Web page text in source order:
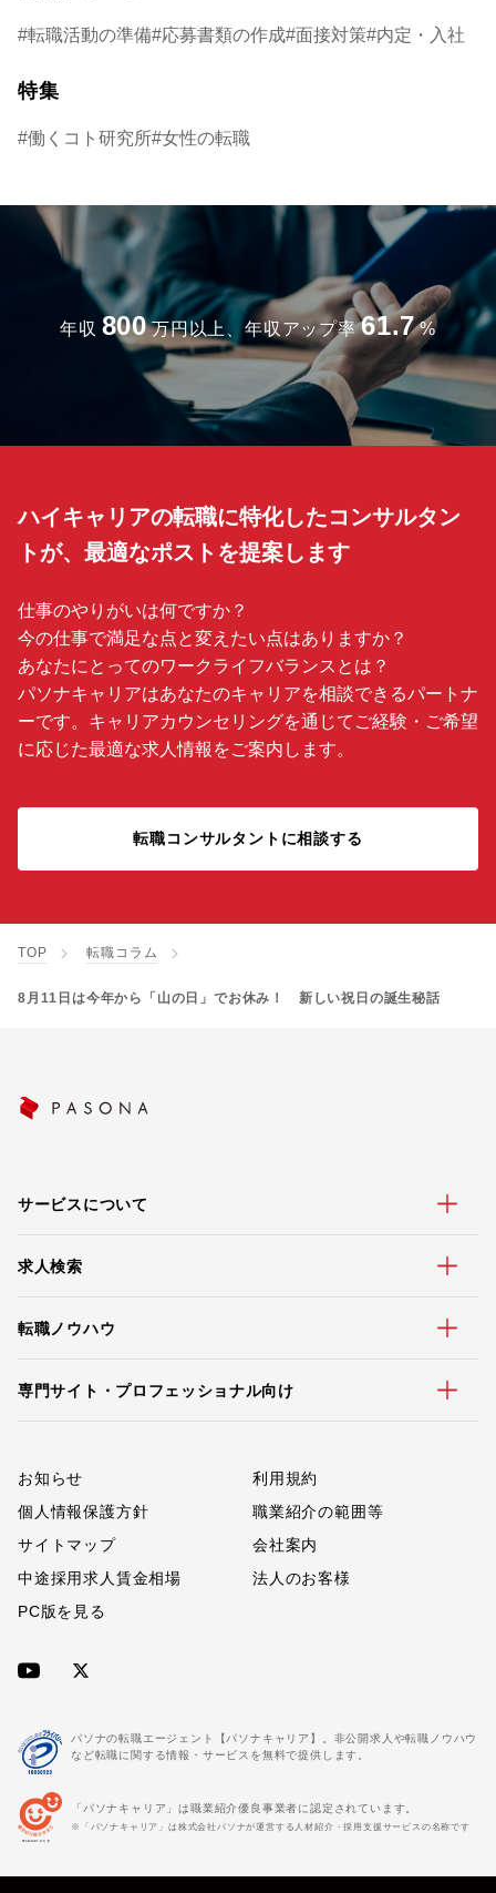
転職活動の準備 応募書類の作成 面接対策 内定・入社
特集
働くコト研究所 女性の転職
年収 800 万円以上、年収アップ率 61.7 %
ハイキャリアの転職に特化したコンサルタン
トが、最適なポストを提案します
仕事のやりがいは何ですか？
今の仕事で満足な点と変えたい点はありますか？
あなたにとってのワークライフバランスとは？
パソナキャリアはあなたのキャリアを相談できるパートナ
ーです。キャリアカウンセリングを通じてご経験・ご希望
に応じた最適な求人情報をご案内します。
転職コンサルタントに相談する
TOP 転職コラム
8月11日は今年から「山の日」でお休み！ 新しい祝日の誕生秘話
サービスについて
求人検索
転職ノウハウ
専門サイト・プロフェッショナル向け
お知らせ
利用規約
個人情報保護方針
職業紹介の範囲等
サイトマップ
会社案内
中途採用求人賃金相場
法人のお客様
PC版を見る
パソナの転職エージェント【パソナキャリア】。非公開求人や転職ノウハウ
など転職に関する情報・サービスを無料で提供します。
「パソナキャリア」は職業紹介優良事業者に認定されています。
※「パソナキャリア」は株式会社パソナが運営する人材紹介・採用支援サービスの名称です